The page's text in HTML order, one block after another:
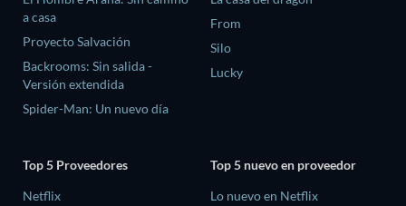
a casa
Proyecto Salvación
Backrooms: Sin salida -
Versión extendida
Spider-Man: Un nuevo día
From
Silo
Lucky
Top 5 Proveedores
Netflix
Top 5 nuevo en proveedor
Lo nuevo en Netflix